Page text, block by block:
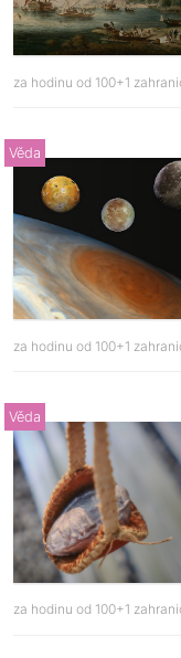
za hodinu od 100+1
Věda
za hodinu od 100+1
Věda
za hodinu od 100+1